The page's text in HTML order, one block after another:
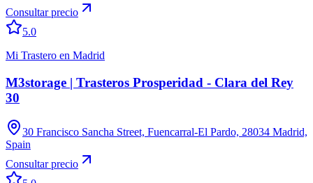
Consultar precio
5.0
Mi Trastero en Madrid
M3storage | Trasteros Prosperidad - Clara del Rey
30
30 Francisco Sancha Street, Fuencarral-El Pardo, 28034 Madrid,
Spain
Consultar precio